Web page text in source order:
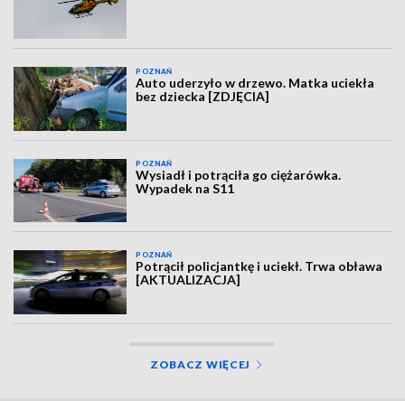
POZNAŃ
Auto uderzyło w drzewo. Matka uciekła
bez dziecka [ZDJĘCIA]
POZNAŃ
Wysiadł i potrąciła go ciężarówka.
Wypadek na S11
POZNAŃ
Potrącił policjantkę i uciekł. Trwa obława
[AKTUALIZACJA]
ZOBACZ WIĘCEJ